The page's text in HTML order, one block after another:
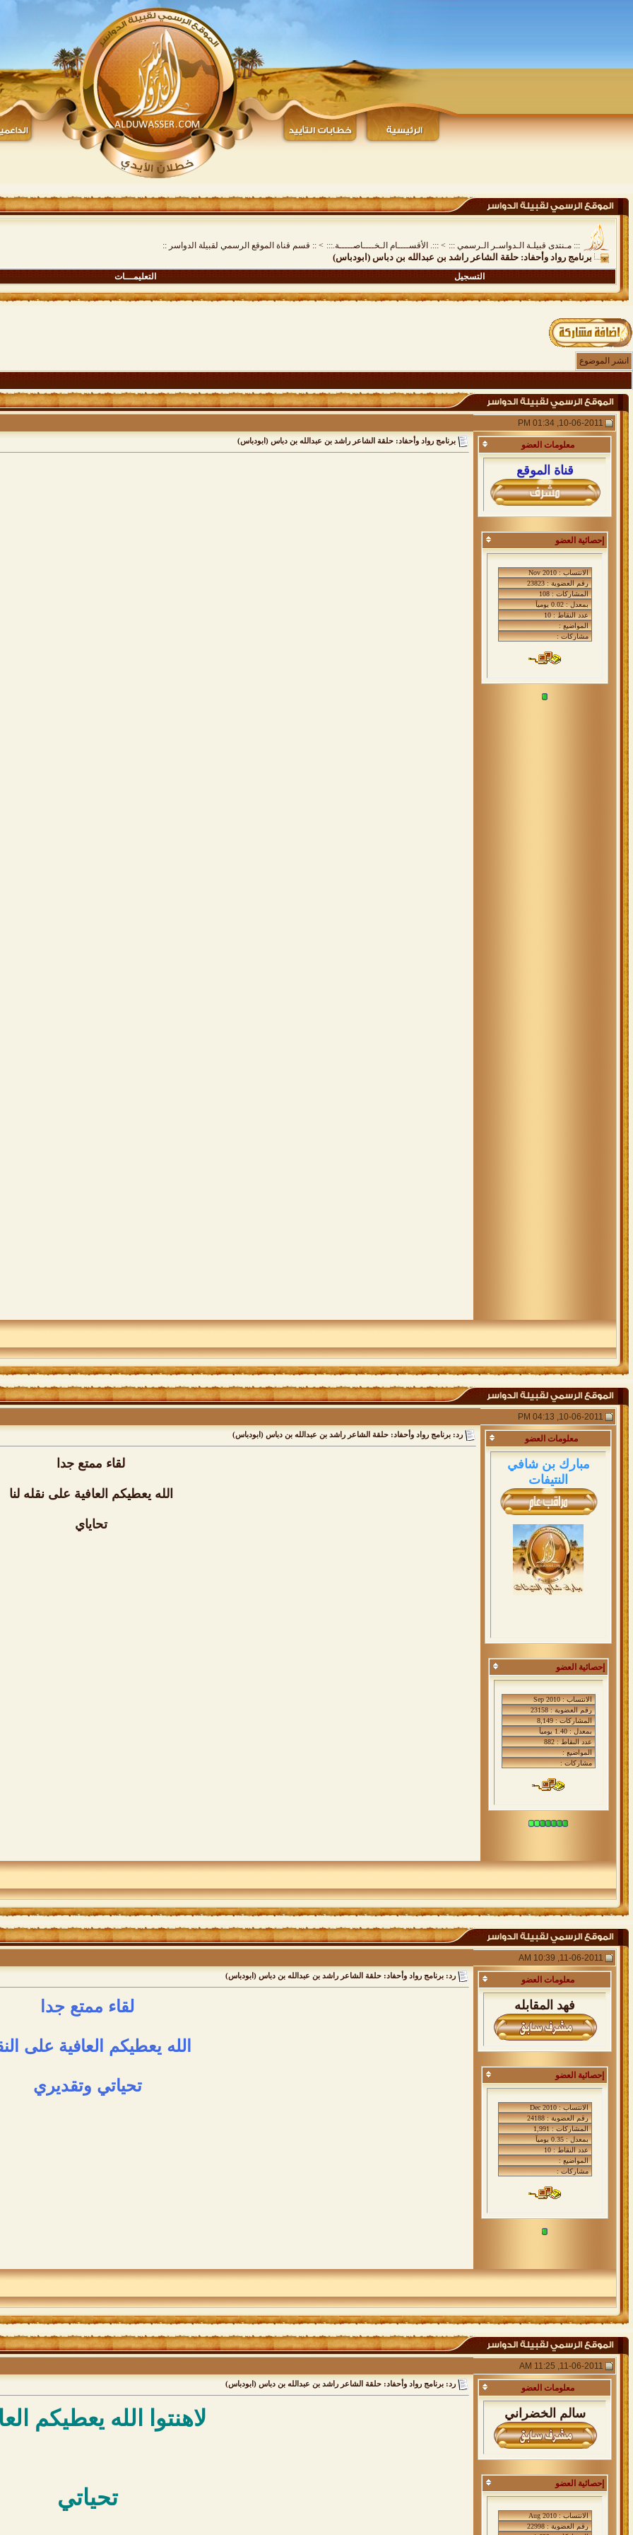
::: مـنتدى قبيلـة الـدواسـر الـرسمي ::: > :::. الأقســــام الـخــــاصـــــة.::: > :: قسم قناة الموقع الرسمي لقبيلة الدواسر ::
برنامج رواد وأحفاد: حلقة الشاعر راشد بن عبدالله بن دباس (ابودباس)
التسجيل التعليمـــات
انشر الموضوع
معلومات العضو
قناة الموقع
إحصائية العضو
برنامج رواد وأحفاد: حلقة الشاعر راشد بن عبدالله بن دباس (ابودباس)
معلومات العضو
مبارك بن شافي
النتيفات
إحصائية العضو
رد: برنامج رواد وأحفاد: حلقة الشاعر راشد بن عبدالله بن دباس (ابودباس)
لقاء ممتع جدا
الله يعطيكم العافية على نقله لنا
تحاياي
معلومات العضو
فهد المقابله
إحصائية العضو
رد: برنامج رواد وأحفاد: حلقة الشاعر راشد بن عبدالله بن دباس (ابودباس)
لقاء ممتع جدا
الله يعطيكم العافية على
تحياتي وتقديري
معلومات العضو
سالم الخضراني
إحصائية العضو
رد: برنامج رواد وأحفاد: حلقة الشاعر راشد بن عبدالله بن دباس (ابودباس)
لاهنتوا الله يعطيكم
تحياتي